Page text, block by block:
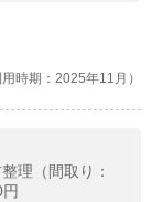
時期：2025年11月
理（間取り：